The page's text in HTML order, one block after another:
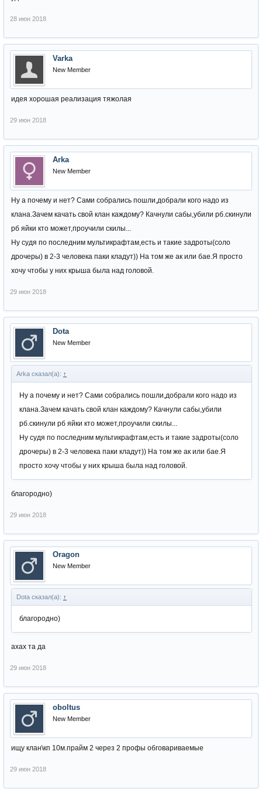
28 июн 2018
Varka
New Member
идея хорошая реализация тяжолая
29 июн 2018
Arka
New Member
Ну а почему и нет? Сами собрались пошли,добрали кого надо из
клана.Зачем качать свой клан каждому? Качнули сабы,убили рб.скинули
рб яйки кто может,проучили скилы...
Ну судя по последним мультикрафтам,есть и такие задроты(соло
дрочеры) в 2-3 человека паки кладут)) На том же ак или бае.Я просто
хочу чтобы у них крыша была над головой.
29 июн 2018
Dota
New Member
Arka сказал(а): ↑
Ну а почему и нет? Сами собрались пошли,добрали кого надо из
клана.Зачем качать свой клан каждому? Качнули сабы,убили
рб.скинули рб яйки кто может,проучили скилы...
Ну судя по последним мультикрафтам,есть и такие задроты(соло
дрочеры) в 2-3 человека паки кладут)) На том же ак или бае.Я
просто хочу чтобы у них крыша была над головой.
благородно)
29 июн 2018
Oragon
New Member
Dota сказал(а): ↑
благородно)
ахах та да
29 июн 2018
oboltus
New Member
ищу клан\кп 10м.прайм 2 через 2 профы обговариваемые
29 июн 2018